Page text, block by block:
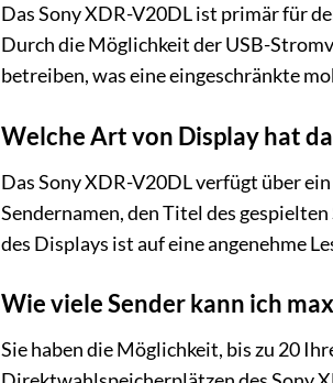
Das Sony XDR-V20DL ist primär für
Durch die Möglichkeit der USB-
betreiben, was eine eingeschränkte
Welche Art von Display hat
Das Sony XDR-V20DL verfügt über
Sendernamen, den Titel des
des Displays ist auf eine angenehme
Wie viele Sender kann ich
Sie haben die Möglichkeit, bis zu 20